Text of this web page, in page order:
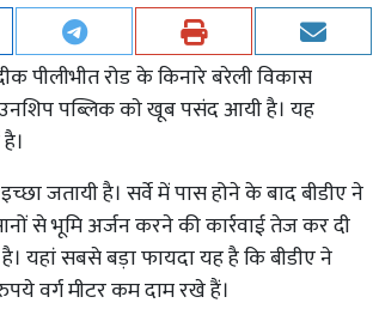
पीलीभीत रोड के किनारे बरेली विकास
पब्लिक काे खूब पसंद आयी है। यह
जतायी है। सर्वे में पास होने के बाद बीडीए ने
से भूमि अर्जन करने की कार्रवाई तेज कर दी
सबसे बड़ा फायदा यह है कि बीडीए ने
वर्ग मीटर कम दाम रखे हैं।